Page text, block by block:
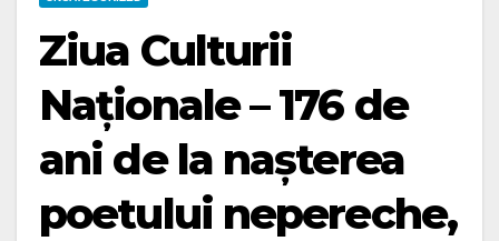
Ziua Culturii
Naționale – 176 de
ani de la nașterea
poetului nepereche,